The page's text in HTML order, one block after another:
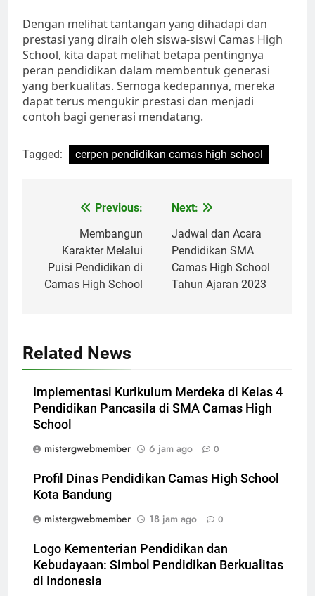
Dengan melihat tantangan yang dihadapi dan
prestasi yang diraih oleh siswa-siswi Camas High
School, kita dapat melihat betapa pentingnya
peran pendidikan dalam membentuk generasi
yang berkualitas. Semoga kedepannya, mereka
dapat terus mengukir prestasi dan menjadi
contoh bagi generasi mendatang.
Tagged: cerpen pendidikan camas high school
NavigasiPrevious:
Membangun
Karakter Melalui
Puisi Pendidikan di
Camas High School
Next:
Jadwal dan Acara
Pendidikan SMA
Camas High School
Tahun Ajaran 2023
Related News
Implementasi Kurikulum Merdeka di Kelas 4
Pendidikan Pancasila di SMA Camas High
School
mistergwebmember
6 jam ago 0
Profil Dinas Pendidikan Camas High School
Kota Bandung
mistergwebmember
18 jam ago 0
Logo Kementerian Pendidikan dan
Kebudayaan: Simbol Pendidikan Berkualitas
di Indonesia